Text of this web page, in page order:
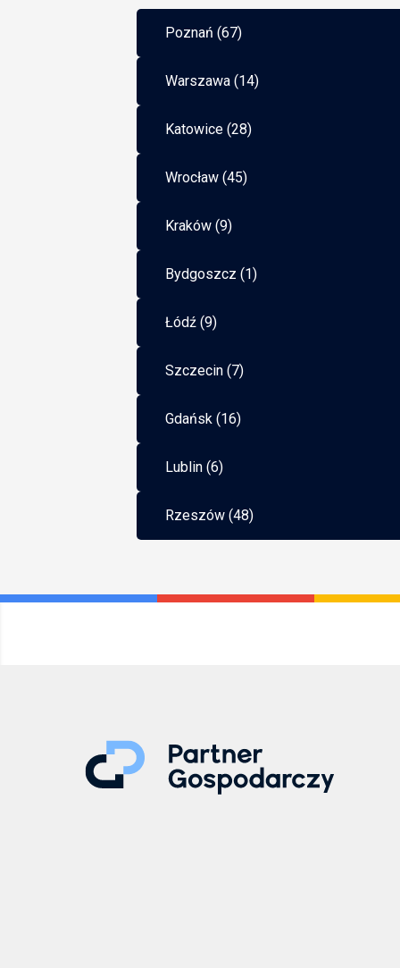
Poznań (67)
Warszawa (14)
Katowice (28)
Wrocław (45)
Kraków (9)
Bydgoszcz (1)
Łódź (9)
Szczecin (7)
Gdańsk (16)
Lublin (6)
Rzeszów (48)